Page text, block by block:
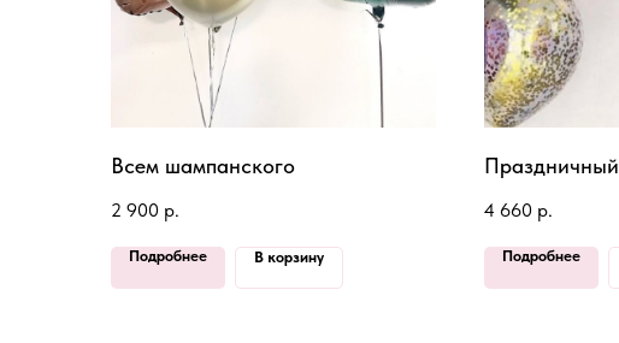
Всем шампанского
2 900 р.
Подробнее В корзину
Праздничный
4 660 р.
Подробнее